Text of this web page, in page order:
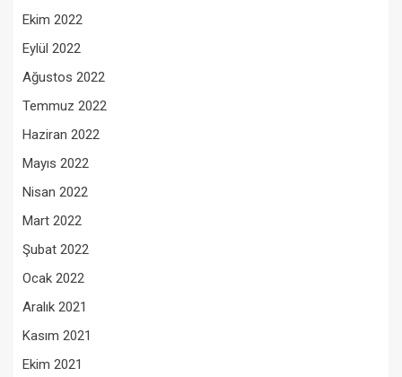
Ekim 2022
Eylül 2022
Ağustos 2022
Temmuz 2022
Haziran 2022
Mayıs 2022
Nisan 2022
Mart 2022
Şubat 2022
Ocak 2022
Aralık 2021
Kasım 2021
Ekim 2021